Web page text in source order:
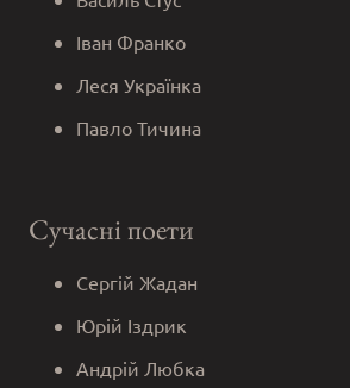
Іван Франко
Леся Українка
Павло Тичина
Сучасні поети
Сергій Жадан
Юрій Іздрик
Андрій Любка